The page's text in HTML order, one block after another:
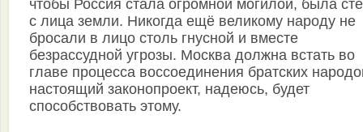
чтобы Россия стала огромной могилой, была
с лица земли. Никогда ещё великому народу не
бросали в лицо столь гнусной и вместе
безрассудной угрозы. Москва должна встать во
главе процесса воссоединения братских
настоящий законопроект, надеюсь, будет
способствовать этому.